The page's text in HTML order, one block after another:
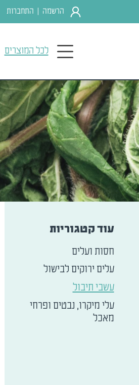
הרשמה התחברות
לכל המוצרים
עוד קטגוריות
חסות ועלים
עלים ירוקים לבישול
עשבי תיבול
עלי מיקרו, נבטים ופרחי
מאכל